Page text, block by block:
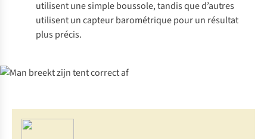
utilisent une simple boussole, tandis que d’autres
utilisent un capteur barométrique pour un résultat
plus précis.